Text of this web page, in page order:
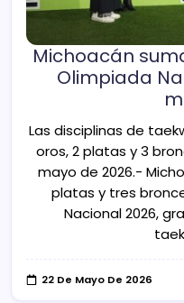
Michoacán
Olimpiada
Las disciplinas de
oros, 2 platas y 3
mayo de 2026.-
platas y tres
Nacional 2026,
22 De Mayo De 2026